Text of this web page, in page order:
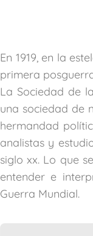
En 1919, en la
primera
La Sociedad de
una sociedad de
hermandad
analistas y
siglo xx. Lo que
entender e
Guerra Mundial.